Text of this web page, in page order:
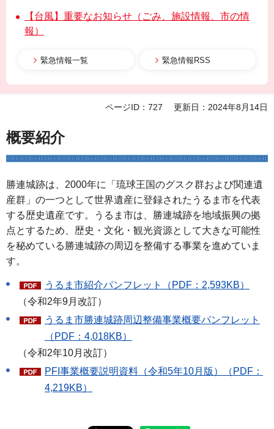
【台風】重要なお知らせ（ごみ、施設情報、市の情
報）
緊急情報一覧 緊急情報RSS
ページID：727 更新日：2024年8月14日
概要紹介
勝連城跡は、2000年に「琉球王国のグスク群および関連遺
産群」の一つとして世界遺産に登録されたうるま市を代表
する歴史遺産です。うるま市は、勝連城跡を地域振興の拠
点とするため、歴史・文化・観光資源として大きな可能性
を秘めている勝連城跡の周辺を整備する事業を進めていま
す。
うるま市紹介パンフレット（PDF：2,593KB）
（令和2年9月改訂）
うるま市勝連城跡周辺整備事業概要パンフレット
（PDF：4,018KB）
（令和2年10月改訂）
PFI事業概要説明資料（令和5年10月版）（PDF：
4,219KB）